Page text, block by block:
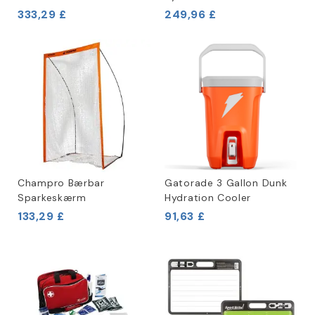
333,29 £ 249,96 £
Champro Bærbar
Sparkeskærm
133,29 £
Gatorade 3 Gallon Dunk
Hydration Cooler
91,63 £